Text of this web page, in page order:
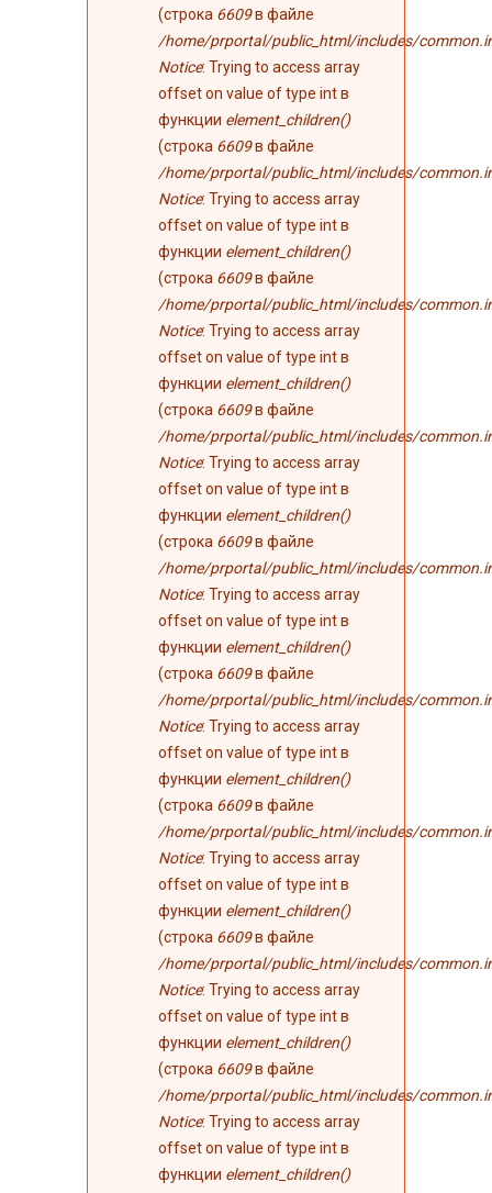
(строка 6609в файле
/home/prportal/public_html/includes/
Notice: Trying to access array
offset on value of type int в
функции element_children()
(строка 6609в файле
/home/prportal/public_html/includes/
Notice: Trying to access array
offset on value of type int в
функции element_children()
(строка 6609в файле
/home/prportal/public_html/includes/
Notice: Trying to access array
offset on value of type int в
функции element_children()
(строка 6609в файле
/home/prportal/public_html/includes/
Notice: Trying to access array
offset on value of type int в
функции element_children()
(строка 6609в файле
/home/prportal/public_html/includes/
Notice: Trying to access array
offset on value of type int в
функции element_children()
(строка 6609в файле
/home/prportal/public_html/includes/
Notice: Trying to access array
offset on value of type int в
функции element_children()
(строка 6609в файле
/home/prportal/public_html/includes/
Notice: Trying to access array
offset on value of type int в
функции element_children()
(строка 6609в файле
/home/prportal/public_html/includes/
Notice: Trying to access array
offset on value of type int в
функции element_children()
(строка 6609в файле
/home/prportal/public_html/includes/
Notice: Trying to access array
offset on value of type int в
функции element_children()